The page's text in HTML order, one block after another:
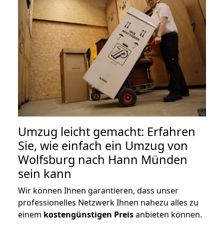
Umzug leicht gemacht: Erfahren
Sie, wie einfach ein Umzug von
Wolfsburg nach Hann Münden
sein kann
Wir können Ihnen garantieren, dass unser
professionelles Netzwerk Ihnen nahezu alles zu
einem kostengünstigen Preisanbieten können.